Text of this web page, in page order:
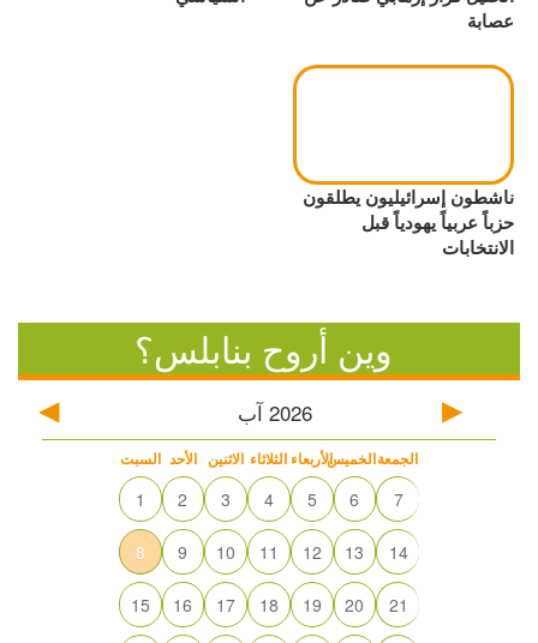
عصابة
ناشطون إسرائيليون يطلقون
حزباً عربياً يهودياً قبل
الانتخابات
وين أروح بنابلس؟
2026 آب
السبت الأحد الاثنين الثلاثاء الأربعاءالخميسالجمعة
1 2 3 4 5 6 7
8 9 10 11 12 13 14
15 16 17 18 19 20 21